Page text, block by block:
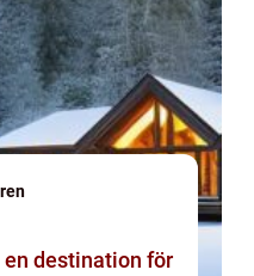
destination för